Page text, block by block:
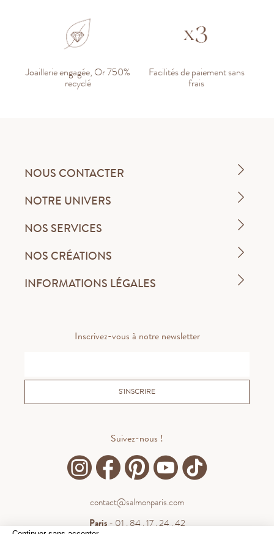
Joaillerie engagée, Or 750%
recyclé
Facilités de paiement sans
frais
NOUS CONTACTER
NOTRE UNIVERS
NOS SERVICES
NOS CRÉATIONS
INFORMATIONS LÉGALES
Inscrivez-vous à notre newsletter
S'INSCRIRE
Suivez-nous !
contact@salmonparis.com
Paris- 01 . 84 . 17 . 24 . 42